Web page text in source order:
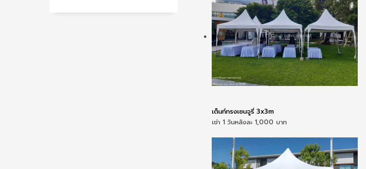
เต็นท์ทรงเซนจูรี่ 3x3m
เช่า 1 วันหลังละ 1,000 บาท